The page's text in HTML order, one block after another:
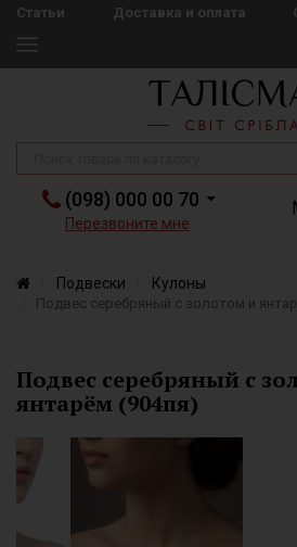
Статьи Доставка и оплата
(098) 000 00 70
Перезвоните мне
Подвески Кулоны
Подвес серебряный с золотом и
Подвес серебряный с
янтарём (904пя)